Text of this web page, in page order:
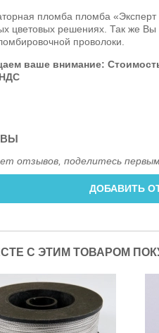
пломба пломба
цветовых решениях. Так же
проволоки.
ваше внимание:
отзывов, поделитесь
ДОБАВИТЬ
С ЭТИМ ТОВАРОМ